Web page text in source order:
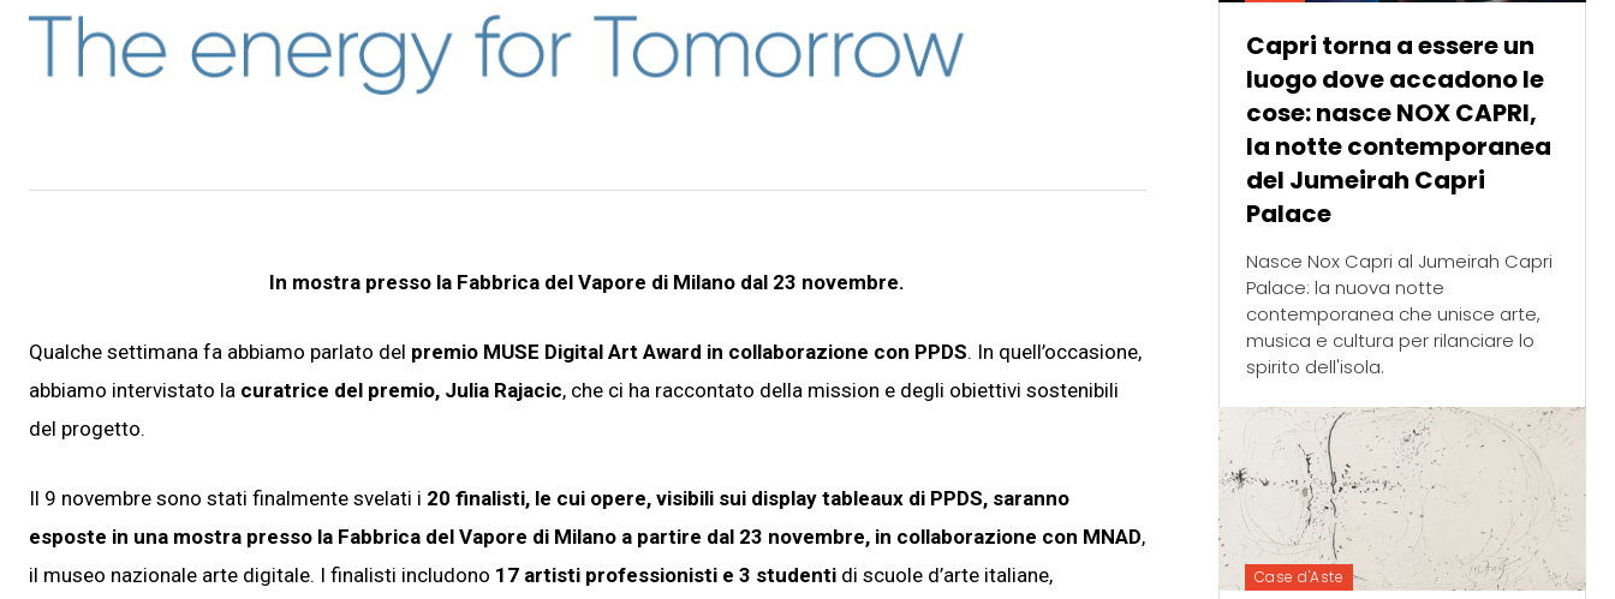
In mostra presso la Fabbrica del Vapore di Milano dal 23 novembre.
Qualche settimana fa abbiamo parlato del premio MUSE Digital Art Award in collaborazione con PPDS. In quell’occasione,
abbiamo intervistato la curatrice del premio, Julia Rajacic, che ci ha raccontato della mission e degli obiettivi sostenibili
del progetto.
Il 9 novembre sono stati finalmente svelati i 20 finalisti, le cui opere, visibili sui display tableaux di PPDS, saranno
esposte in una mostra presso la Fabbrica del Vapore di Milano a partire dal 23 novembre, in collaborazione con MNAD,
il museo nazionale arte digitale. I finalisti includono 17 artisti professionisti e 3 studenti di scuole d’arte italiane,
Capri torna a essere un
luogo dove accadono le
cose: nasce NOX CAPRI,
la notte contemporanea
del Jumeirah Capri
Palace
Nasce Nox Capri al Jumeirah Capri
Palace: la nuova notte
contemporanea che unisce arte,
musica e cultura per rilanciare lo
spirito dell'isola.
Case d'Aste